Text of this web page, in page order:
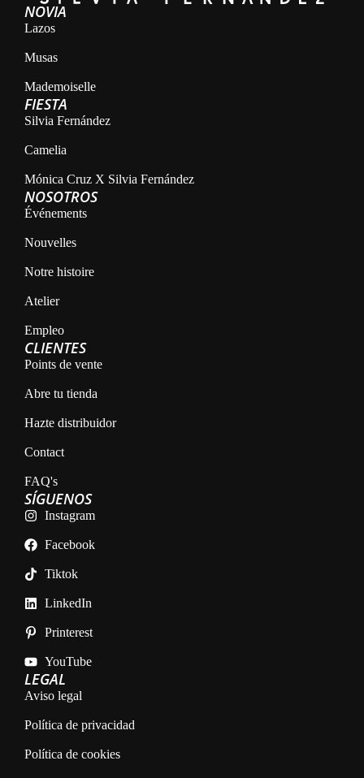
NOVIA
Lazos
Musas
Mademoiselle
FIESTA
Silvia Fernández
Camelia
Mónica Cruz X Silvia Fernández
NOSOTROS
Événements
Nouvelles
Notre histoire
Atelier
Empleo
CLIENTES
Points de vente
Abre tu tienda
Hazte distribuidor
Contact
FAQ's
LEGAL
Aviso legal
Política de privacidad
Política de cookies
SÍGUENOS
Instagram
Facebook
Tiktok
LinkedIn
Printerest
YouTube